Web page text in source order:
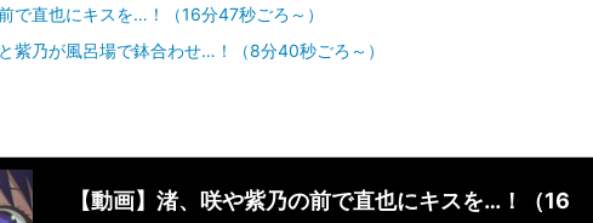
で直也にキスを…！（16分47秒ごろ～）
紫乃が風呂場で鉢合わせ…！（8分40秒ごろ～）
【動画】渚、咲や紫乃の前で直也にキスを…！（16